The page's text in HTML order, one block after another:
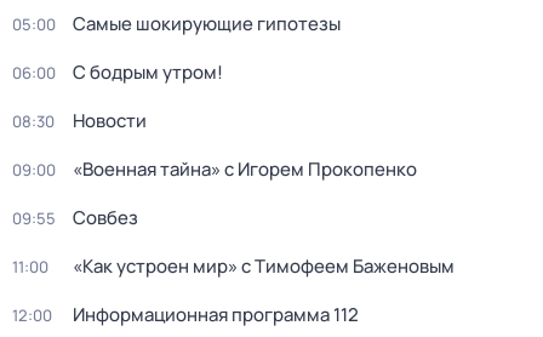
05:00 Самые шoкиpующие гипотезы
06:00 С бодрым утром!
08:30 Новости
09:00 «Военная тайна» с Игорем Прокопенко
09:55 Совбез
11:00 «Как устроен мир» с Тимофеем Баженовым
12:00 Информационная программа 112